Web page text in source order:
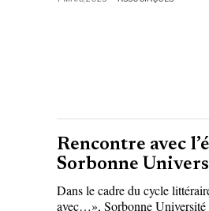
Rencontre avec
Sorbonne
Dans le cadre du cycle
avec…», Sorbonne Université